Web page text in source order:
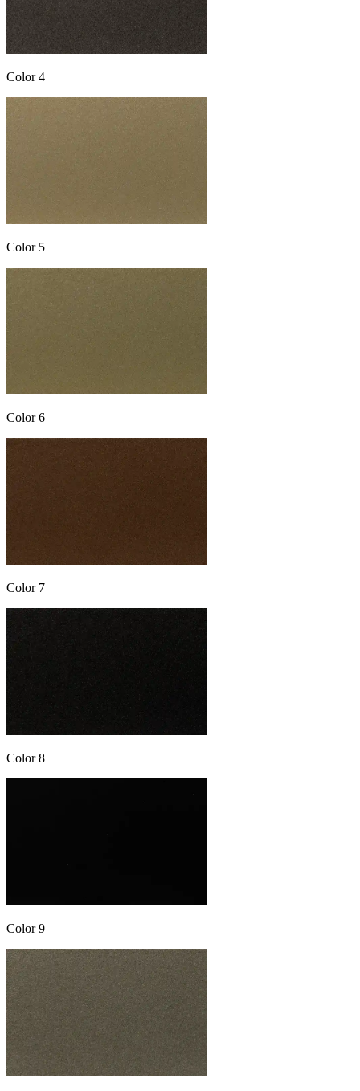
Color 4
Color 5
Color 6
Color 7
Color 8
Color 9